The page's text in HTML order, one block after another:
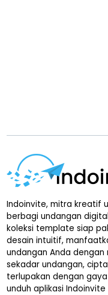
Indoinvite, mitra kreatif
berbagi undangan
koleksi template siap
desain intuitif,
undangan Anda dengan
sekadar undangan,
terlupakan dengan
unduh aplikasi Indoinvite